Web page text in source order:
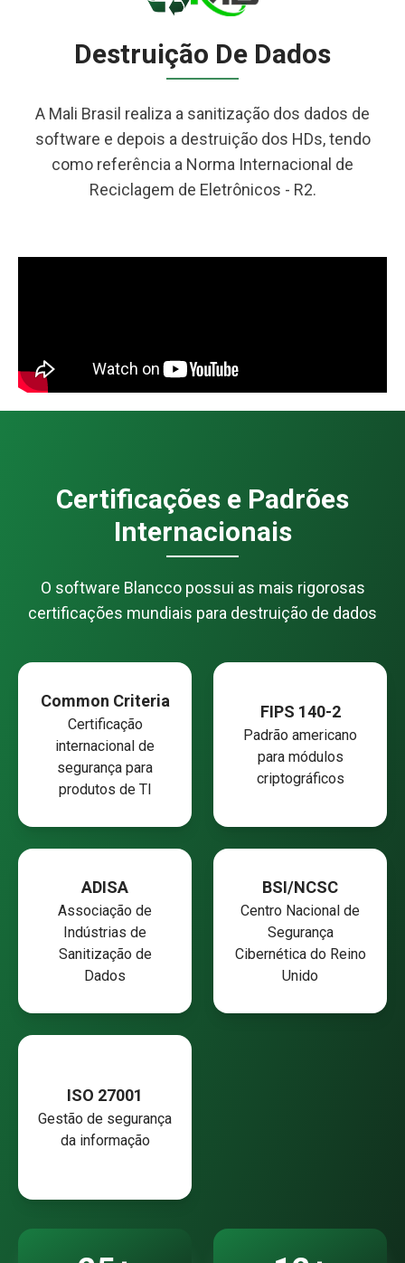
Destruição De Dados
A Mali Brasil realiza a sanitização dos dados de
software e depois a destruição dos HDs, tendo
como referência a Norma Internacional de
Reciclagem de Eletrônicos - R2.
Certificações e Padrões
Internacionais
O software Blancco possui as mais rigorosas
certificações mundiais para destruição de dados
Common Criteria
Certificação
internacional de
segurança para
produtos de TI
FIPS 140-2
Padrão americano
para módulos
criptográficos
ADISA
Associação de
Indústrias de
Sanitização de
Dados
BSI/NCSC
Centro Nacional de
Segurança
Cibernética do Reino
Unido
ISO 27001
Gestão de segurança
da informação